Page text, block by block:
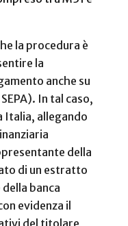
la procedura è
la
anche su
In tal caso,
Italia, allegando
della
di un estratto
banca
evidenza il
del titolare